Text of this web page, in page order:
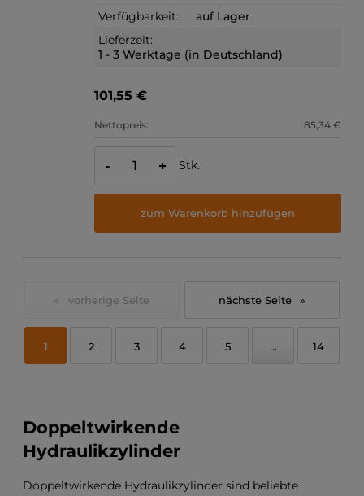
Verfügbarkeit:
auf Lager
Lieferzeit:
1 - 3 Werktage (in Deutschland)
101,55 €
Nettopreis: 85,34 €
- + Stk.
zum Warenkorb hinzufügen
«
1 2 3 4 5 ... 14
»
Doppeltwirkende
Hydraulikzylinder
Doppeltwirkende Hydraulikzylinder sind beliebte